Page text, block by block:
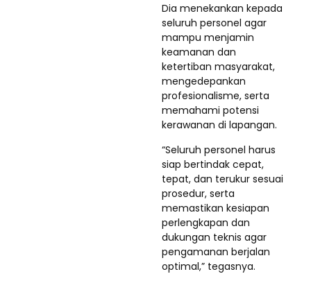
Dia menekankan kepada
seluruh personel agar
mampu menjamin
keamanan dan
ketertiban masyarakat,
mengedepankan
profesionalisme, serta
memahami potensi
kerawanan di lapangan.
“Seluruh personel harus
siap bertindak cepat,
tepat, dan terukur sesuai
prosedur, serta
memastikan kesiapan
perlengkapan dan
dukungan teknis agar
pengamanan berjalan
optimal,” tegasnya.